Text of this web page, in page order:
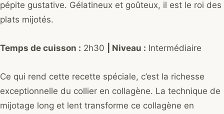
pépite gustative. Gélatineux et goûteux, il est le roi des
plats mijotés.
Temps de cuisson : 2h30 | Niveau : Intermédiaire
Ce qui rend cette recette spéciale, c’est la richesse
exceptionnelle du collier en collagène. La technique de
mijotage long et lent transforme ce collagène en